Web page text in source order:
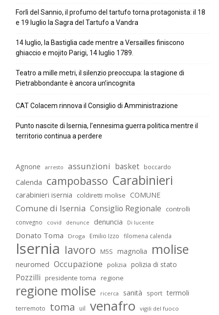
Forlì del Sannio, il profumo del tartufo torna protagonista: il 18
e 19 luglio la Sagra del Tartufo a Vandra
14 luglio, la Bastiglia cade mentre a Versailles finiscono
ghiaccio e mojito Parigi, 14 luglio 1789.
Teatro a mille metri, il silenzio preoccupa: la stagione di
Pietrabbondante è ancora un’incognita
CAT Colacem rinnova il Consiglio di Amministrazione
Punto nascite di Isernia, l’ennesima guerra politica mentre il
territorio continua a perdere
Agnone arresto assunzioni basket boccardo
Calenda campobasso Carabinieri
carabinieri isernia coldiretti molise COMUNE
Comune di Isernia Consiglio Regionale controlli
convegno covid denunce denuncia Di lucente
Donato Toma Droga Emilio Izzo filomena calenda
Isernia lavoro M5S magnolia molise
neuromed Occupazione polizia polizia di stato
Pozzilli presidente toma regione
regione molise ricerca sanità sport termoli
terremoto toma uil venafro vigili del fuoco